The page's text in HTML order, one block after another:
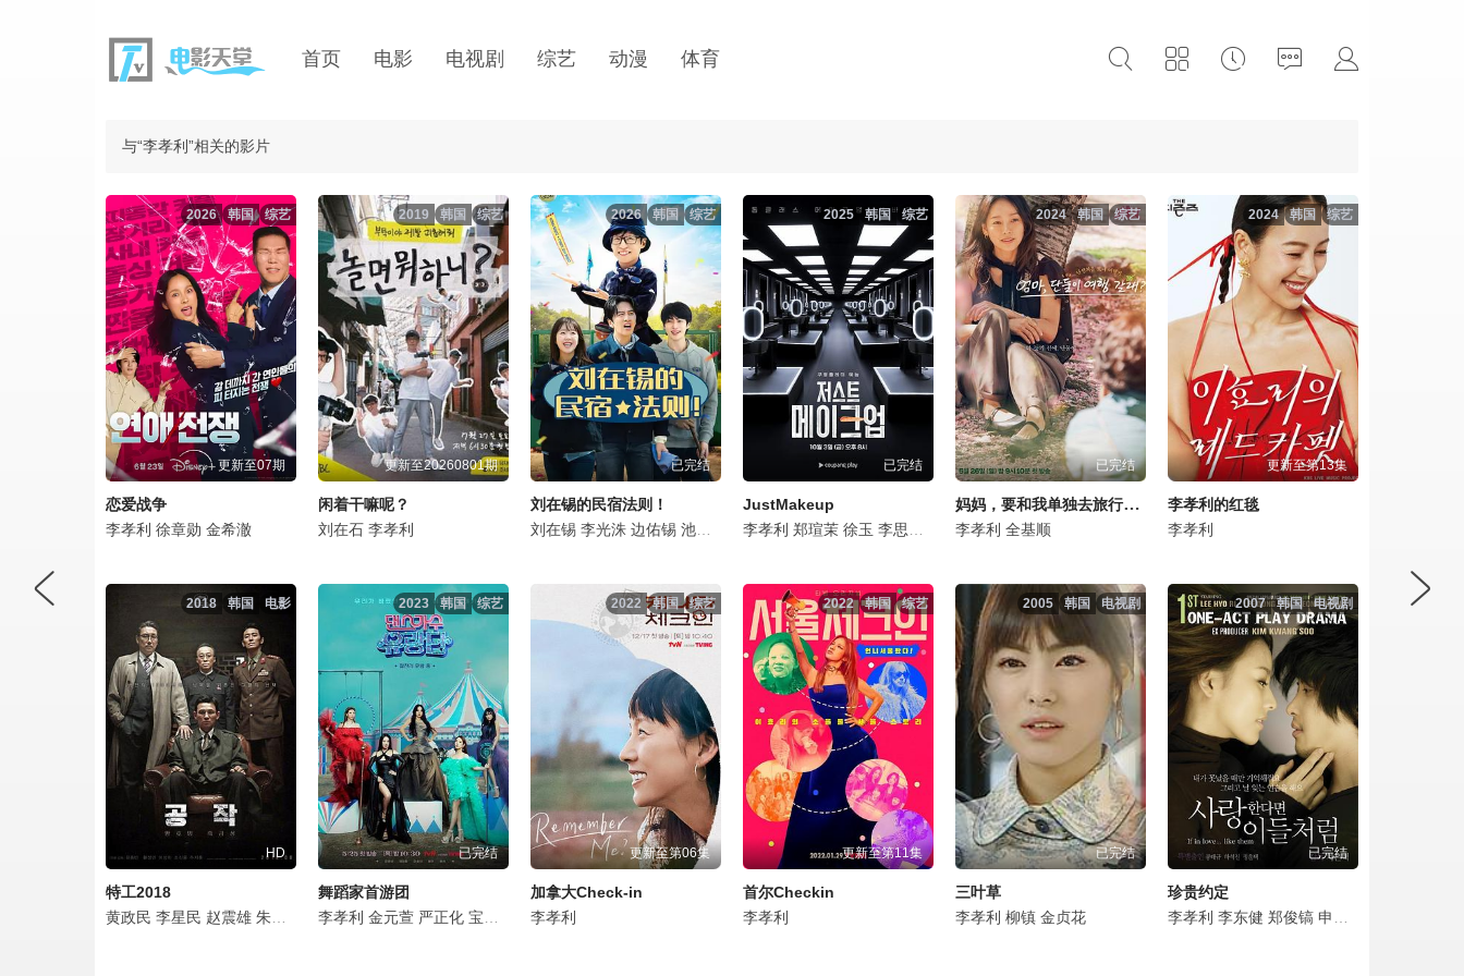
首页 电影 电视剧 综艺 动漫 体育
与“李孝利”相关的影片
综艺
韩国
2026
更新至07期
恋爱战争
李孝利 徐章勋 金希澈
综艺
韩国
2019
更新至20260801期
闲着干嘛呢？
刘在石 李孝利
综艺
韩国
2026
已完结
刘在锡的民宿法则！
刘在锡 李光洙 边佑锡 池艺恩 李孝利 李尚顺
综艺
韩国
2025
已完结
JustMakeup
李孝利 郑瑄茉 徐玉 李思杯 李镇洙
综艺
韩国
2024
已完结
妈妈，要和我单独去旅行吗？
李孝利 全基顺
综艺
韩国
2024
更新至第13集
李孝利的红毯
李孝利
电影
韩国
2018
HD
特工2018
黄政民 李星民 赵震雄 朱智勋 朴成雄 李孝利 金素辰 奇周峯 郑素利 金弘波 崔秉默 金钟秀
综艺
韩国
2023
已完结
舞蹈家首游团
李孝利 金元萱 严正化 宝儿 安慧真
综艺
韩国
2022
更新至第06集
加拿大Check-in
李孝利
综艺
韩国
2022
更新至第11集
首尔Checkin
李孝利
电视剧
韩国
2005
已完结
三叶草
李孝利 柳镇 金贞花
电视剧
韩国
2007
已完结
珍贵约定
李孝利 李东健 郑俊镐 申东宇